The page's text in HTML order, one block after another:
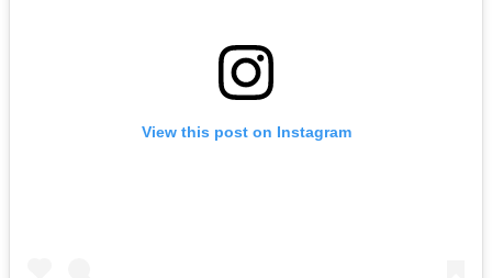
View this post on Instagram